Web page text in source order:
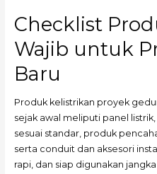
Checklist
Wajib untuk
Baru
Produk kelistrikan proyek
sejak awal meliputi panel
sesuai standar, produk
serta conduit dan aksesori
rapi, dan siap digunakan